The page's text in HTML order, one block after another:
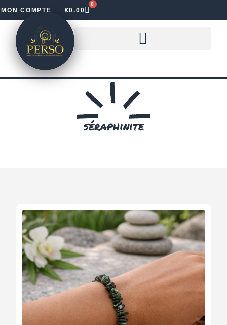
MON COMPTE €0.00
0
séraphinite